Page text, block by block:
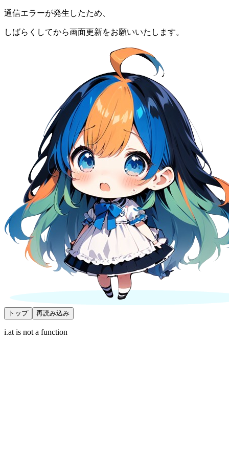
通信エラーが発生したため、
しばらくしてから画面更新をお願いいたします。
トップ 再読み込み
i.at is not a function